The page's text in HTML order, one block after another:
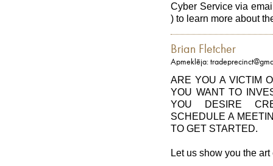
Cyber Service via
) to learn more about
Brian Fletcher
Apmeklēja:
ARE YOU A VICTIM
YOU WANT TO
YOU DESIRE
SCHEDULE A
TO GET STARTED.
Let us show you the